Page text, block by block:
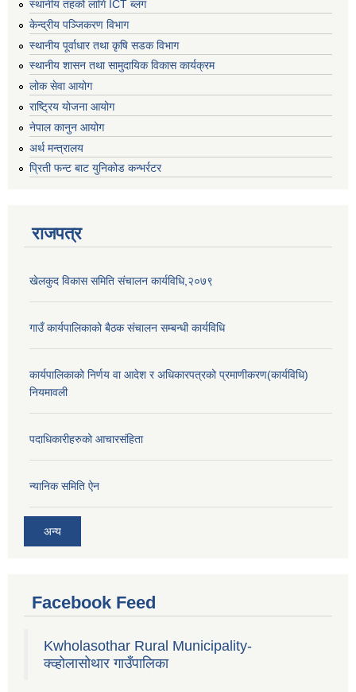
स्थानीय तहको लागि ICT ब्लग
केन्द्रीय पञ्जिकरण विभाग
स्थानीय पूर्वाधार तथा कृषि सडक विभाग
स्थानीय शासन तथा सामुदायिक विकास कार्यक्रम
लोक सेवा आयोग
राष्ट्रिय योजना आयोग
नेपाल कानुन आयोग
अर्थ मन्त्रालय
प्रिती फन्ट बाट युनिकोड कन्भर्रटर
राजपत्र
खेलकुद विकास समिति संचालन कार्यविधि,२०७९
गाउँ कार्यपालिकाको बैठक संचालन सम्बन्धी कार्यविधि
कार्यपालिकाको निर्णय वा आदेश र अधिकारपत्रको प्रमाणीकरण(कार्यविधि)
नियमावली
पदाधिकारीहरुको आचारसंहिता
न्यानिक समिति ऐन
अन्य
Facebook Feed
Kwholasothar Rural Municipality-
क्व्होलासोथार गाउँपालिका